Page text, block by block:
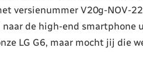
versienummer V20g-NOV-
de high-end smartphone
LG G6, maar mocht jij die